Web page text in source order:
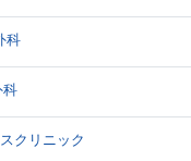
科
クリニック